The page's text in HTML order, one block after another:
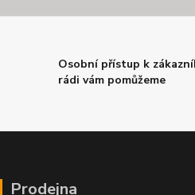
Osobní přístup k
rádi vám pomůžeme
Prodejna